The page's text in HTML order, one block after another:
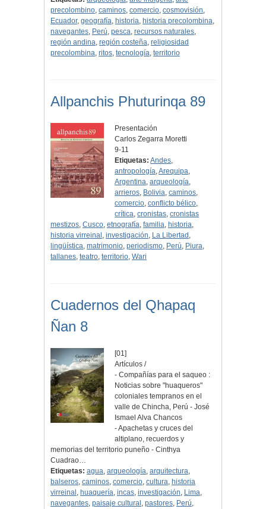
precolombino, caminos, comercio, cosmovisión,
Ecuador, geografía, historia, historia precolombina,
navegantes, Perú, pesca, recursos naturales,
región andina, región costeña, religiosidad
precolombina, ritos, tecnología, territorio
Allpanchis Phuturinqa 89
Presentación
Carlos Zegarra Moretti
9-11
Etiquetas: Andes,
antropología,Arequipa,
Argentina,arqueología,
arrieros, Bolivia,caminos,
comercio,conflicto bélico,
crítica,cronistas,cronistas
mestizos, Cusco, etnografía, familia, historia,
historia virreinal , investigación, La Libertad ,
lingüística, matrimonio, periodismo, Perú, Piura,
tallanes, teatro, territorio, Wari
Cuadernos del Qhapaq
Ñan 8
[01]
Artículos /
- Compañías para el saqueo :
Noticias sobre "huaqueros"
coloniales tempranos en el
valle de Chincha, Perú - José
Ismael Alva Chancos
- Apachetas y cruces del
altiplano, recuerdos y
memorias del territorio puneño - Cinthya
Cuadrao…
Etiquetas: agua, arqueología, arquitectura,
balseros, caminos, comercio, cultura, historia
virreinal , huaquería, incas, investigación, Lima,
navegantes, paisaje cultural , pastores, Perú,